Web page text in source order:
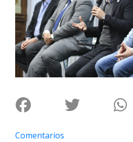
Deportes
Arte
y
Espectáculos
Policiales
Fotos
Familia
Comentarios